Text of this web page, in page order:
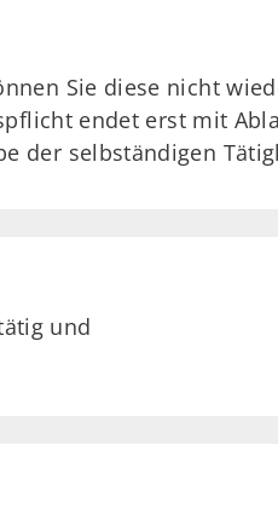
Sie diese nicht
endet erst mit
der selbständigen
und